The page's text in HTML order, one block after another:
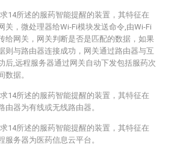
14所述的服药智能提醒的装置，其特征在
关，微处理器给Wi-Fi模块发送命令,由Wi-Fi
给网关，网关判断是否是匹配的数据，如果
则与路由器连接成功，网关通过路由器与互
后,远程服务器通过网关自动下发包括服药次
数据。
14所述的服药智能提醒的装置，其特征在
由器为有线或无线路由器。
14所述的服药智能提醒的装置，其特征在
服务器为医药信息云平台。